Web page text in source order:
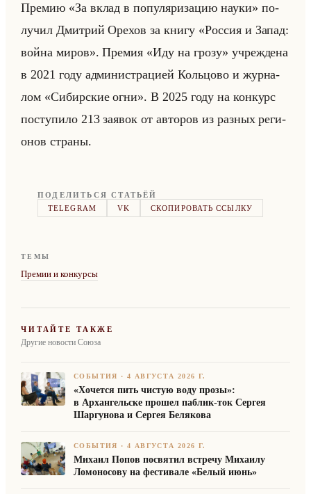
Пре­мию «За вклад в популяризацию науки» по­
лу­чил Дмит­рий Оре­хов за книгу «Россия и Запад:
война миров». Пре­мия «Иду на грозу» учре­жде­на
в 2021 году ад­ми­ни­стра­ци­ей Кольцо­во и жур­на­
лом «Сибирские огни». В 2025 году на кон­курс
по­сту­пи­ло 213 за­явок от ав­то­ров из раз­ных ре­ги­
онов стра­ны.
ПОДЕЛИТЬСЯ СТАТЬЁЙ
TELEGRAM
VK СКОПИРОВАТЬ ССЫЛКУ
ТЕМЫ
Премии и конкурсы
ЧИТАЙТЕ ТАКЖЕ
Другие новости Союза
СОБЫТИЯ ·4 АВГУСТА 2026 Г.
«Хочется пить чистую воду прозы»:
в Архангельске прошел паблик-ток Сергея
Шаргунова и Сергея Белякова
СОБЫТИЯ ·4 АВГУСТА 2026 Г.
Михаил Попов посвятил встречу Михаилу
Ломоносову на фестивале «Белый июнь»